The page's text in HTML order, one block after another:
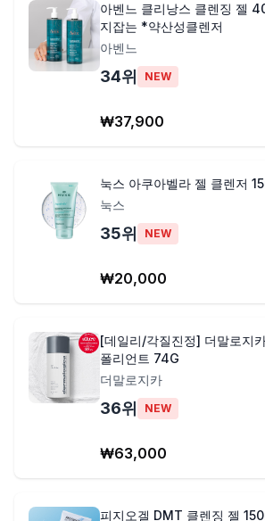
아벤느 클리낭스 클렌징 젤
지잡는 *약산성클렌저
아벤느
34위 NEW
₩37,900
눅스 아쿠아벨라 젤 클렌저
눅스
35위 NEW
₩20,000
[데일리/각질진정] 더말로지
폴리언트 74G
더말로지카
36위 NEW
₩63,000
피지오겔 DMT 클렌징 젤